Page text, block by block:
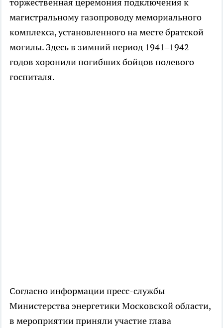
магистральному газопроводу мемориального
комплекса, установленного на месте братской
могилы. Здесь в зимний период 1941–1942
годов хоронили погибших бойцов полевого
госпиталя.
Согласно информации пресс-службы
Министерства энергетики Московской области,
в мероприятии приняли участие глава